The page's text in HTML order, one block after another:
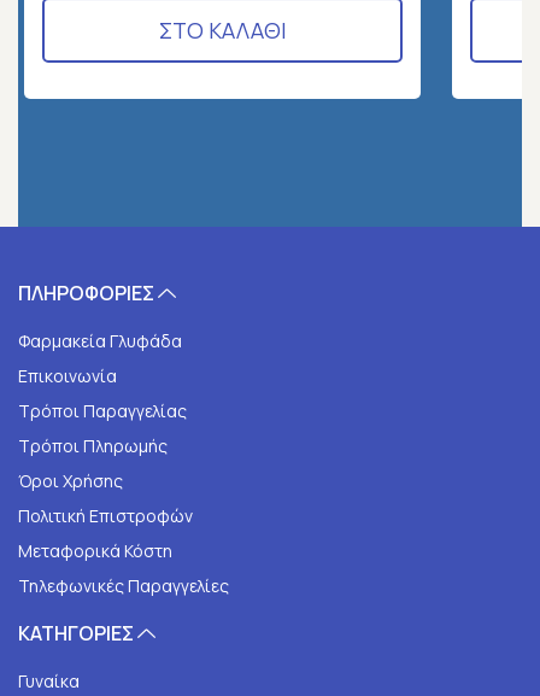
ΣΤΟ ΚΑΛΑΘΙ
ΠΛΗΡΟΦΟΡΙΕΣ
Φαρμακεία Γλυφάδα
Επικοινωνία
Τρόποι Παραγγελίας
Τρόποι Πληρωμής
Όροι Χρήσης
Πολιτική Επιστροφών
Μεταφορικά Κόστη
Τηλεφωνικές Παραγγελίες
ΚΑΤΗΓΟΡΙΕΣ
Γυναίκα